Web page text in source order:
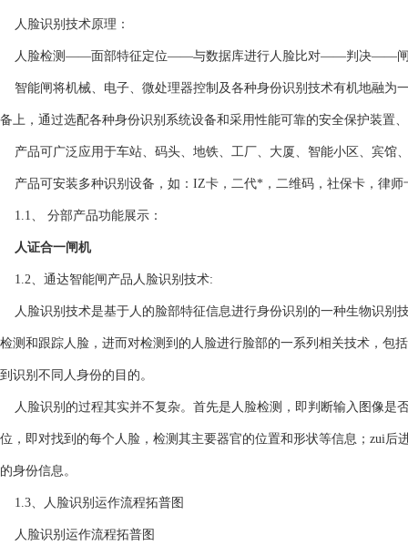
人脸识别技术原理：
人脸检测——面部特征定位——与数据库进行人脸比对——判决——闸
智能闸将机械、电子、微处理器控制及各种身份识别技术有机地融为
备上，通过选配各种身份识别系统设备和采用性能可靠的安全保护装置
产品可广泛应用于车站、码头、地铁、工厂、大厦、智能小区、宾馆
产品可安装多种识别设备，如：IZ卡，二代*，二维码，社保卡，律师
1.1、 分部产品功能展示：
人证合一闸机
1.2、通达智能闸产品人脸识别技术:
人脸识别技术是基于人的脸部特征信息进行身份识别的一种生物识别
检测和跟踪人脸，进而对检测到的人脸进行脸部的一系列相关技术，包
到识别不同人身份的目的。
人脸识别的过程其实并不复杂。首先是人脸检测，即判断输入图像是
位，即对找到的每个人脸，检测其主要器官的位置和形状等信息；zui
的身份信息。
1.3、人脸识别运作流程拓普图
人脸识别运作流程拓普图